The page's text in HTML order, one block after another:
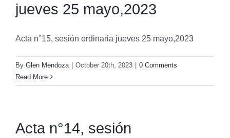
jueves 25 mayo,2023
Acta n°15, sesión ordinaria jueves 25 mayo,2023
By Glen Mendoza October 20th, 2023
0 Comments
Read More
Acta n°14, sesión